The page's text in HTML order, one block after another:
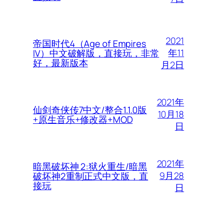
帝国时代4（Age of Empires
IV）中文破解版，直接玩，非常
好，最新版本
2021
年11
月2日
仙剑奇侠传7中文/整合1.1.0版
+原生音乐+修改器+MOD
2021年
10月18
日
暗黑破坏神 2:狱火重生/暗黑
破坏神2重制正式中文版，直
接玩
2021年
9月28
日